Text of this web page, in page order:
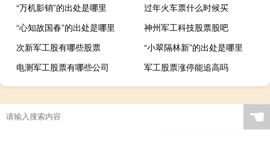
“万机影销”的出处是哪里
过年火车票什么时候买
“心知故国春”的出处是哪里
神州军工科技股票股吧
次新军工股有哪些股票
“小翠隔林新”的出处是哪里
电测军工股票有哪些公司
军工股票涨停能追高吗
☚